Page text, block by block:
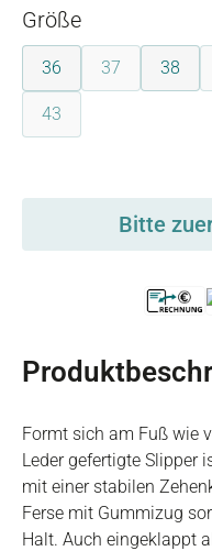
Größeauswählen
36 37(Diese Option
38
43(Diese Option ist zurzeit
Bitte
Formt sich am Fuß wie
Leder gefertigte Slipper
mit einer stabilen
Ferse mit Gummizug
Halt. Auch eingeklappt